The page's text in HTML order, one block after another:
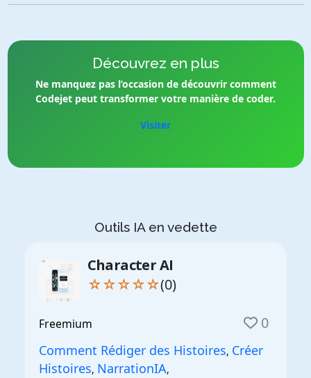
Découvrez en plus
Ne manquez pas l’occasion de découvrir comment
Codejet peut transformer votre manière de coder.
Visiter
Outils IA en vedette
Character AI
☆☆☆☆☆(0)
Freemium 0
Comment Rédiger des Histoires, Créer
Histoires, NarrationIA,